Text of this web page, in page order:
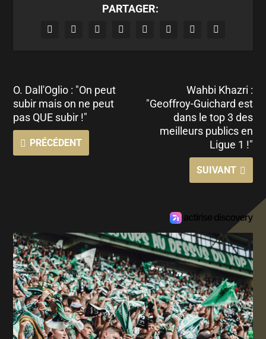
PARTAGER:
O. Dall'Oglio : "On peut
subir mais on ne peut
pas QUE subir !"
PRÉCÉDENT
Wahbi Khazri :
"Geoffroy-Guichard est
dans le top 3 des
meilleurs publics en
Ligue 1 !"
SUIVANT